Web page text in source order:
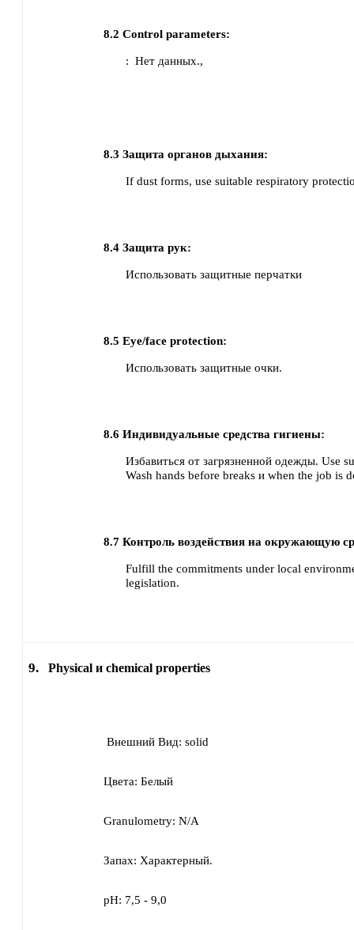
8.2 Control parameters:
: Нет данных.,
8.3 Защита органов дыхания:
If dust forms, use suitable respiratory
8.4 Защита рук:
Использовать защитные перчатки
8.5 Eye/face protection:
Использовать защитные очки.
8.6 Индивидуальные средства гигиены:
Избавиться от загрязненной одежды. Use
Wash hands before breaks и when the job is
8.7 Контроль воздействия на окружающую
Fulfill the commitments under local
legislation.
9. Physical и chemical properties
Внешний Вид: solid
Цвета: Белый
Granulometry: N/A
Запах: Характерный.
pH: 7,5 - 9,0